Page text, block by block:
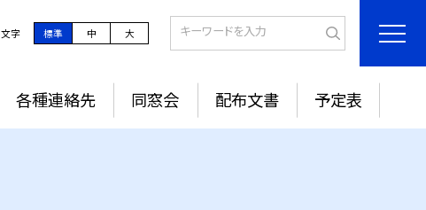
文字 標準 中 大
各種連絡先 同窓会 配布文書 予定表